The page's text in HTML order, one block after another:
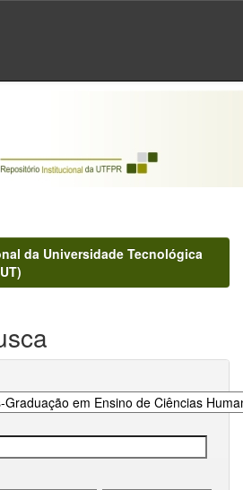
da Universidade Tecnológica